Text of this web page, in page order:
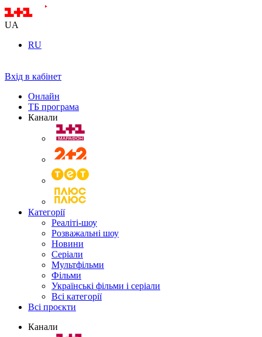
UA
RU
Вхід в кабінет
Онлайн
ТБ програма
Канали
Категорії
Реаліті-шоу
Розважальні шоу
Новини
Серіали
Мультфільми
Фільми
Українські фільми і серіали
Всі категорії
Всі проєкти
Канали